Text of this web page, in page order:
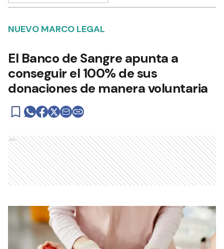
NUEVO MARCO LEGAL
El Banco de Sangre apunta a
conseguir el 100% de sus
donaciones de manera voluntaria
Ads